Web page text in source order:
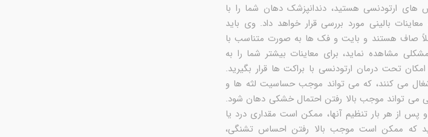
های ارتودنسی هستید، دندانپزشک دهان شما را با
بالینی مورد بررسی قرار خواهد داد. وی باید
صاف هستند و بایت و فک ها به صورت متناسب با
مشاهده نماید، برای معاینات بیشتر شما را به
تحت درمان ارتودنسی با براکت ها قرار بگیرید.
می کنند، که می تواند موجب حساسیت لثه ها و
می تواند موجب بالا رفتن احتمال خشکی دهان شود.
پس از هر بار تنظیم آنها، ممکن است مقداری درد یا
که ممکن است موجب بالا رفتن احساس تشنگی،